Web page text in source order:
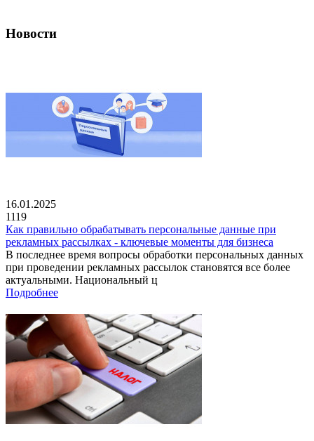
Новости
16.01.2025
1119
Как правильно обрабатывать персональные данные при
рекламных рассылках - ключевые моменты для бизнеса
В последнее время вопросы обработки персональных данных
при проведении рекламных рассылок становятся все более
актуальными. Национальный ц
Подробнее